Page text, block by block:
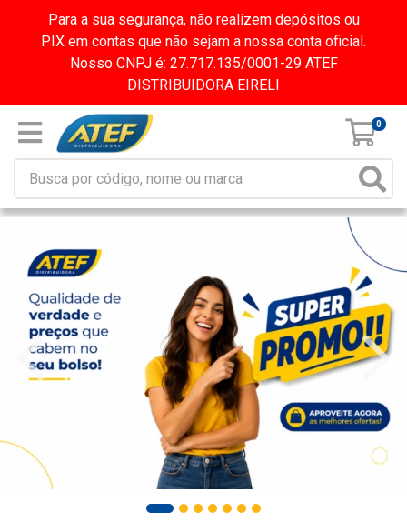
Para a sua segurança, não realizem depósitos ou
PIX em contas que não sejam a nossa conta oficial.
Nosso CNPJ é: 27.717.135/0001-29 ATEF
DISTRIBUIDORA EIRELI
0